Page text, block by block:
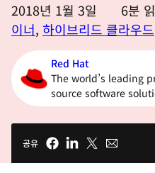
2018년 1월 3일 6분
이너, 하이브리드 클라우드
Red Hat
The world’s leading
source software
공유